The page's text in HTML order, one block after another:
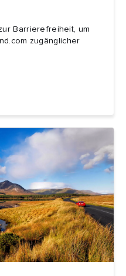
Barrierefreiheit, um
zugänglicher